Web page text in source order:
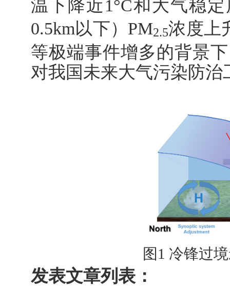
温下降近 1°C和大气稳
0.5km以下） PM2.5浓度上
等极端事件增多的背景
对我国未来大气污染防
图 1 冷锋过
发表文章列表：